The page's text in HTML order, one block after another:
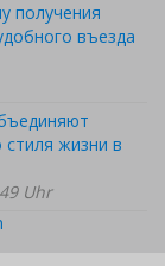
получения
въезда
стиля жизни в
Uhr